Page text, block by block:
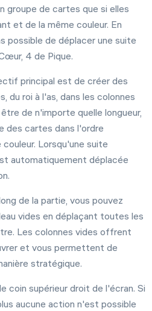
groupe de cartes que si elles
et de la même couleur. En
possible de déplacer une suite
4 de Pique.
principal est de créer des
du roi à l'as, dans les colonnes
de n'importe quelle longueur,
des cartes dans l'ordre
Lorsqu'une suite
automatiquement déplacée
de la partie, vous pouvez
vides en déplaçant toutes les
Les colonnes vides offrent
et vous permettent de
stratégique.
coin supérieur droit de l'écran. Si
aucune action n'est possible